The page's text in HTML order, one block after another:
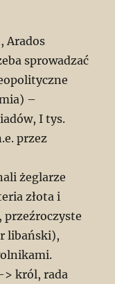
Arados
sprowadzać
–
I tys.
przez
żeglarze
złota i
libański),
król, rada